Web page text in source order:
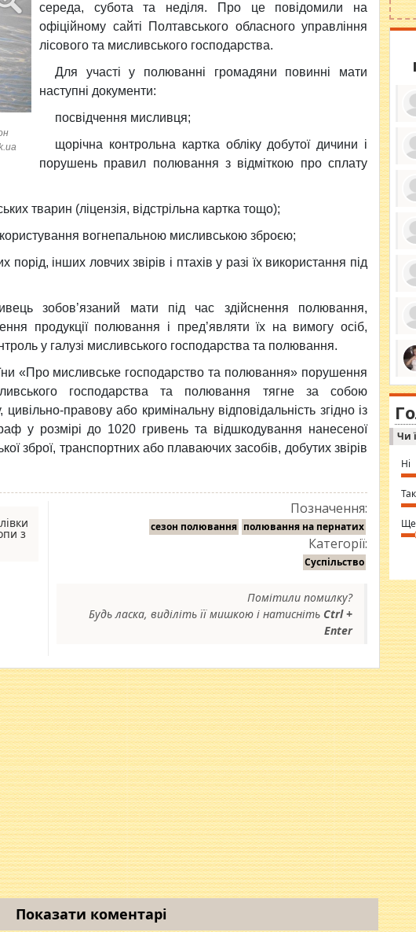
середа, субота та неділя. Про це повідомили на
офіційному сайті Полтавського обласного управління
лісового та мисливського господарства.
Для участі у полюванні громадяни повинні мати
наступні документи:
посвідчення мисливця;
щорічна контрольна картка обліку добутої дичини і
порушень правил полювання з відміткою про сплату
тварин (ліцензія, відстрільна картка тощо);
вогнепальною мисливською зброєю;
інших ловчих звірів і птахів у разі їх використання під
зобов’язаний мати під час здійснення полювання,
продукції полювання і пред’являти їх на вимогу осіб,
у галузі мисливського господарства та полювання.
«Про мисливське господарство та полювання» порушення
господарства та полювання тягне за собою
цивільно-правову або кримінальну відповідальність згідно із
у розмірі до 1020 гривень та відшкодування нанесеної
зброї, транспортних або плаваючих засобів, добутих звірів
з
Позначення:
сезон полювання полювання на пернатих
Категорії:
Суспільство
Помітили помилку?
Будь ласка, виділіть її мишкою і натисніть Ctrl +
Enter
Показати коментарі
за
ми
in
⇒
Чи
Ні
Так
Ще